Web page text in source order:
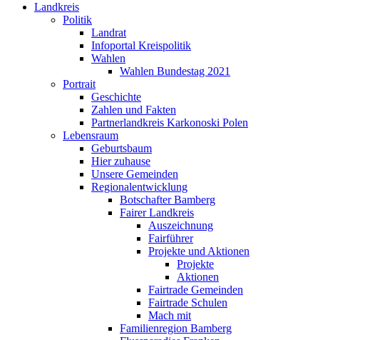
Landkreis
Politik
Landrat
Infoportal Kreispolitik
Wahlen
Wahlen Bundestag 2021
Portrait
Geschichte
Zahlen und Fakten
Partnerlandkreis Karkonoski Polen
Lebensraum
Geburtsbaum
Hier zuhause
Unsere Gemeinden
Regionalentwicklung
Botschafter Bamberg
Fairer Landkreis
Auszeichnung
Fairführer
Projekte und Aktionen
Projekte
Aktionen
Fairtrade Gemeinden
Fairtrade Schulen
Mach mit
Familienregion Bamberg